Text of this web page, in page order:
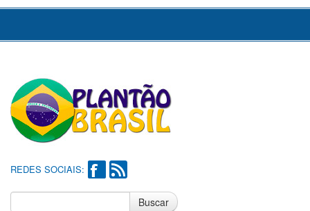
REDES SOCIAIS:
Buscar